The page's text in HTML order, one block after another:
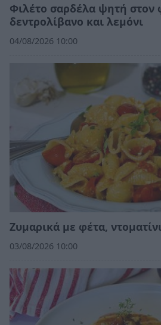
Φιλέτο σαρδέλα ψητή στον
δεντρολίβανο και λεμόνι
04/08/2026 10:00
Ζυμαρικά με φέτα,
03/08/2026 10:00